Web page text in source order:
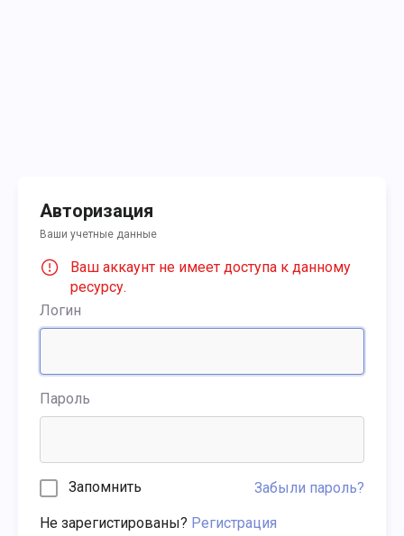
Авторизация
Ваши учетные данные
Ваш аккаунт не имеет доступа к данному
ресурсу.
Логин
Пароль
Запомнить Забыли пароль?
Не зарегистированы? Регистрация